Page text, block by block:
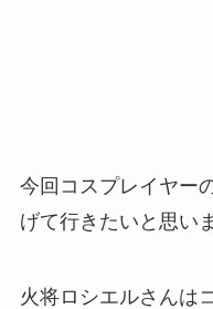
今回コスプレイヤー
げて行きたいと思い
火将ロシエルさんは